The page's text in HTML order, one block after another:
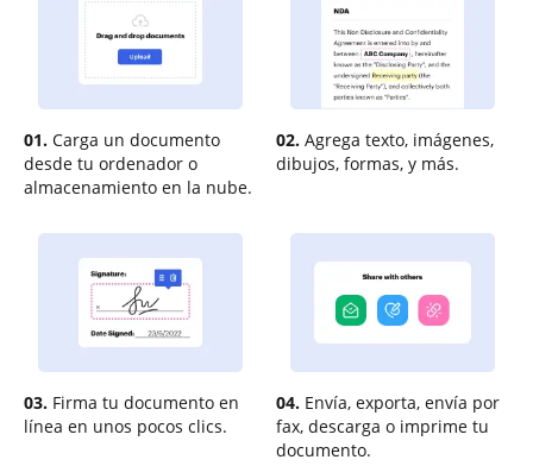
01. Carga un documento
desde tu ordenador o
almacenamiento en la nube.
02. Agrega texto, imágenes,
dibujos, formas, y más.
03. Firma tu documento en
línea en unos pocos clics.
04. Envía, exporta, envía por
fax, descarga o imprime tu
documento.